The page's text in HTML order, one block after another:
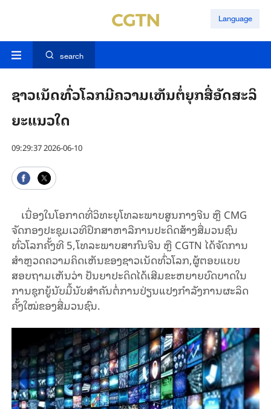
Language
search
ຊາວເນັດທົ່ວໂລກມີຄວາມເຫັນຕໍ່ຍຸກສື່ອັດສະລິ
ຍະແນວໃດ
09:29:37 2026-06-10
ເນື່ອງໃນໂອກາດທີ່ວິທະຍຸໂທລະພາບສູນກາງຈີນ ຫຼື CMG
ຈັດກອງປະຊຸມເວທີປຶກສາຫາລືການປະດິດສ້າງສື່ມວນຊົນ
ທົ່ວໂລກຄັ້ງທີ 5,ໂທລະພາບສາກົນຈີນ ຫຼື CGTN ໄດ້ຈັດການ
ສຳຫຼວດຄວາມຄິດເຫັນຂອງຊາວເນັດທົ່ວໂລກ,ຜູ້ຕອບແບບ
ສອບຖາມເຫັນວ່າ ປັນຍາປະດິດໄດ້ເສີມຂະຫຍາຍບົດບາດໃນ
ການຊຸກຍູ້ນັບມື້ນັບສຳຄັນຕໍ່ການປ່ຽນແປງກຳລັງການຜະລິດ
ຄັ້ງໃໝ່ຂອງສື່ມວນຊົນ.